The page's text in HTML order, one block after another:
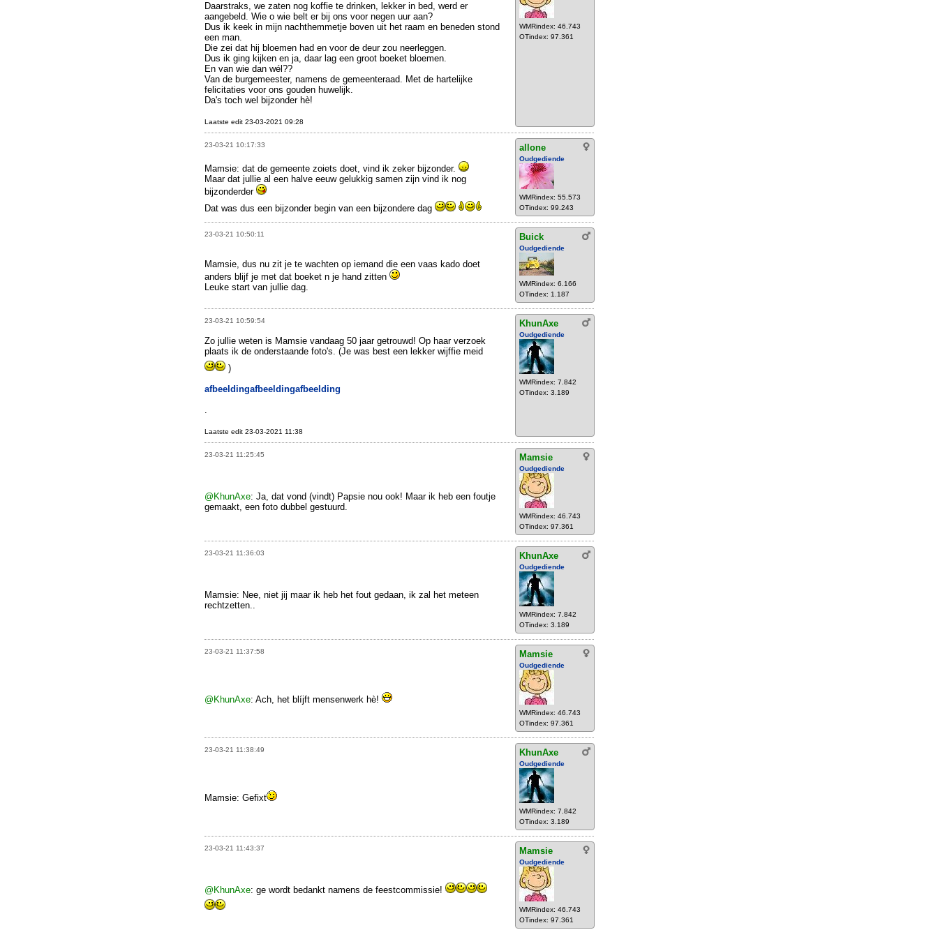
WMRindex: 46.743
OTindex: 97.361
Daarstraks, we zaten nog koffie te drinken, lekker in bed, werd er
aangebeld. Wie o wie belt er bij ons voor negen uur aan?
Dus ik keek in mijn nachthemmetje boven uit het raam en beneden stond
een man.
Die zei dat hij bloemen had en voor de deur zou neerleggen.
Dus ik ging kijken en ja, daar lag een groot boeket bloemen.
En van wie dan wél??
Van de burgemeester, namens de gemeenteraad. Met de hartelijke
felicitaties voor ons gouden huwelijk.
Da's toch wel bijzonder hè!
Laatste edit 23-03-2021 09:28
23-03-21 10:17:33 allone
Oudgediende
WMRindex: 55.573
OTindex: 99.243
Mamsie: dat de gemeente zoiets doet, vind ik zeker bijzonder.
Maar dat jullie al een halve eeuw gelukkig samen zijn vind ik nog
bijzonderder
Dat was dus een bijzonder begin van een bijzondere dag
23-03-21 10:50:11 Buick
Oudgediende
WMRindex: 6.166
OTindex: 1.187
Mamsie, dus nu zit je te wachten op iemand die een vaas kado doet
anders blijf je met dat boeket n je hand zitten
Leuke start van jullie dag.
23-03-21 10:59:54 KhunAxe
Oudgediende
WMRindex: 7.842
OTindex: 3.189
Zo jullie weten is Mamsie vandaag 50 jaar getrouwd! Op haar verzoek
plaats ik de onderstaande foto's. (Je was best een lekker wijffie meid
)
afbeeldingafbeeldingafbeelding
.
Laatste edit 23-03-2021 11:38
23-03-21 11:25:45 Mamsie
Oudgediende
WMRindex: 46.743
OTindex: 97.361
@KhunAxe: Ja, dat vond (vindt) Papsie nou ook! Maar ik heb een foutje
gemaakt, een foto dubbel gestuurd.
23-03-21 11:36:03 KhunAxe
Oudgediende
WMRindex: 7.842
OTindex: 3.189
Mamsie: Nee, niet jij maar ik heb het fout gedaan, ik zal het meteen
rechtzetten..
23-03-21 11:37:58 Mamsie
Oudgediende
WMRindex: 46.743
OTindex: 97.361
@KhunAxe: Ach, het blíjft mensenwerk hè!
23-03-21 11:38:49 KhunAxe
Oudgediende
WMRindex: 7.842
OTindex: 3.189
Mamsie: Gefixt
23-03-21 11:43:37 Mamsie
Oudgediende
WMRindex: 46.743
OTindex: 97.361
@KhunAxe: ge wordt bedankt namens de feestcommissie!